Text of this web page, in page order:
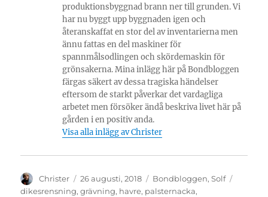
produktionsbyggnad brann ner till grunden. Vi
har nu byggt upp byggnaden igen och
återanskaffat en stor del av inventarierna men
ännu fattas en del maskiner för
spannmålsodlingen och skördemaskin för
grönsakerna. Mina inlägg här på Bondbloggen
färgas säkert av dessa tragiska händelser
eftersom de starkt påverkar det vardagliga
arbetet men försöker ändå beskriva livet här på
gården i en positiv anda.
Visa alla inlägg av Christer
Författare
Christer
Publicerat
den
26 augusti, 2018 Kategorier
Bondbloggen,Solf
dikesrensning,grävning, havre, palsternacka,